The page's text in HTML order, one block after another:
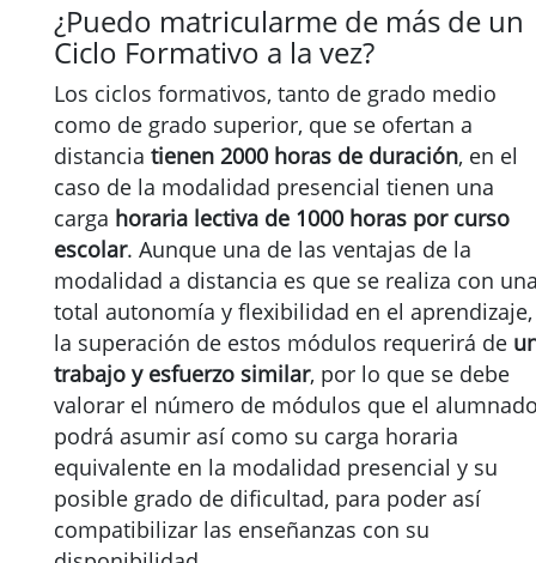
¿Puedo matricularme de más de un
Ciclo Formativo a la vez?
Los ciclos formativos, tanto de grado medio
como de grado superior, que se ofertan a
distancia tienen 2000 horas de duración, en el
caso de la modalidad presencial tienen una
carga horaria lectiva de 1000 horas por curso
escolar. Aunque una de las ventajas de la
modalidad a distancia es que se realiza con
total autonomía y flexibilidad en el aprendizaje,
la superación de estos módulos requerirá de
trabajo y esfuerzo similar, por lo que se debe
valorar el número de módulos que el
podrá asumir así como su carga horaria
equivalente en la modalidad presencial y su
posible grado de dificultad, para poder así
compatibilizar las enseñanzas con su